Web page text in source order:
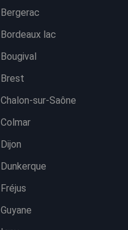
Bergerac
Bordeaux lac
Bougival
Brest
Chalon-sur-Saône
Colmar
Dijon
Dunkerque
Fréjus
Guyane